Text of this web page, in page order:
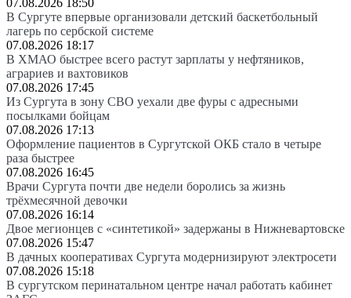
В Сургуте впервые организовали детский баскетбольный
лагерь по сербской системе
07.08.2026 18:17
В ХМАО быстрее всего растут зарплаты у нефтяников,
аграриев и вахтовиков
07.08.2026 17:45
Из Сургута в зону СВО уехали две фуры с адресными
посылками бойцам
07.08.2026 17:13
Оформление пациентов в Сургутской ОКБ стало в четыре
раза быстрее
07.08.2026 16:45
Врачи Сургута почти две недели боролись за жизнь
трёхмесячной девочки
07.08.2026 16:14
Двое мегионцев с «синтетикой» задержаны в Нижневартовске
07.08.2026 15:47
В дачных кооперативах Сургута модернизируют электросети
07.08.2026 15:18
В сургутском перинатальном центре начал работать кабинет